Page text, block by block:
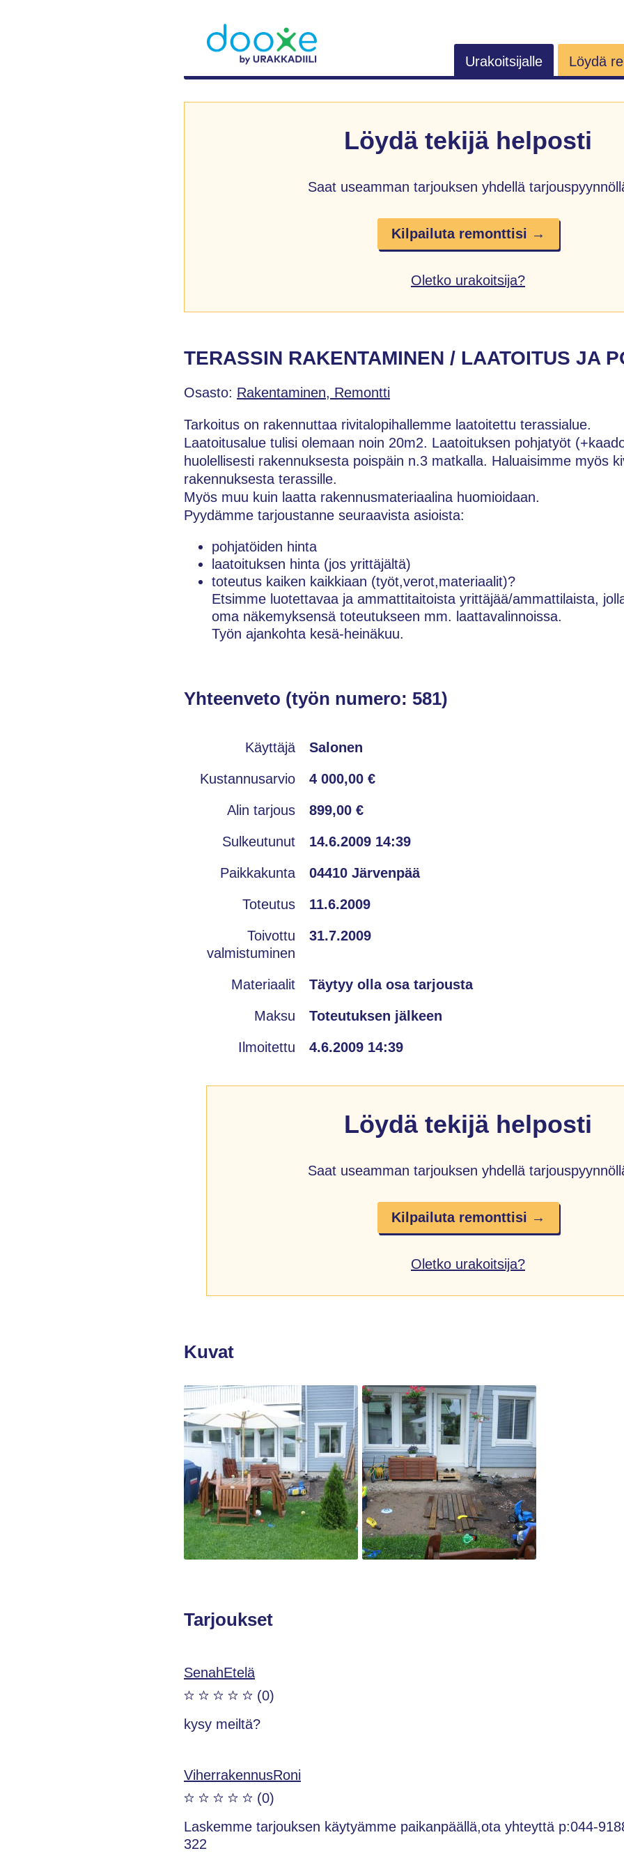
Urakoitsijalle Löydä
Löydä tekijä helposti
Saat useamman tarjouksen yhdellä
Kilpailuta remonttisi →
Oletko urakoitsija?
TERASSIN RAKENTAMINEN / LAATOITUS JA
Osasto: Rakentaminen, Remontti
Tarkoitus on rakennuttaa rivitalopihallemme laatoitettu terassialue.
Laatoitusalue tulisi olemaan noin 20m2. Laatoituksen pohjatyöt
huolellisesti rakennuksesta poispäin n.3 matkalla. Haluaisimme myös
rakennuksesta terassille.
Myös muu kuin laatta rakennusmateriaalina huomioidaan.
Pyydämme tarjoustanne seuraavista asioista:
pohjatöiden hinta
laatoituksen hinta (jos yrittäjältä)
toteutus kaiken kaikkiaan (työt,verot,materiaalit)?
Etsimme luotettavaa ja ammattitaitoista yrittäjää/ammattilaista,
oma näkemyksensä toteutukseen mm. laattavalinnoissa.
Työn ajankohta kesä-heinäkuu.
Yhteenveto (työn numero: 581)
Käyttäjä Salonen
Kustannusarvio 4 000,00 €
Alin tarjous 899,00 €
Sulkeutunut 14.6.2009 14:39
Paikkakunta 04410 Järvenpää
Toteutus 11.6.2009
Toivottu
valmistuminen
31.7.2009
Materiaalit Täytyy olla osa tarjousta
Maksu Toteutuksen jälkeen
Ilmoitettu 4.6.2009 14:39
Löydä tekijä helposti
Saat useamman tarjouksen yhdellä
Kilpailuta remonttisi →
Oletko urakoitsija?
Kuvat
Tarjoukset
SenahEtelä
(0)
kysy meiltä?
ViherrakennusRoni
(0)
Laskemme tarjouksen käytyämme paikanpäällä,ota yhteyttä p:044-
322